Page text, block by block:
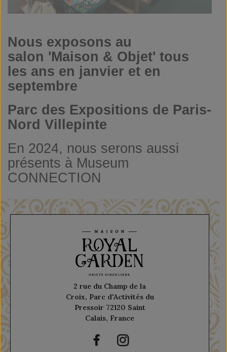
Nous exposons au
salon 'Maison & Objet' tous
les ans en janvier et en
septembre
Parc des Expositions de Paris-
Nord Villepinte
En 2024, nous serons aussi
présents à Museum
CONNECTION
2 rue du Champ de la
Croix, Parc d'Activités du
Pressoir 72120 Saint
Calais, France